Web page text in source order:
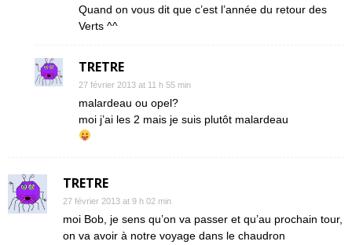
Quand on vous dit que c’est l’année du retour des
Verts ^^
TRETRE
27 février 2013 at 11 h 55 min
malardeau ou opel?
moi j’ai les 2 mais je suis plutôt malardeau
TRETRE
27 février 2013 at 9 h 02 min
moi Bob, je sens qu’on va passer et qu’au prochain tour,
on va avoir à notre voyage dans le chaudron